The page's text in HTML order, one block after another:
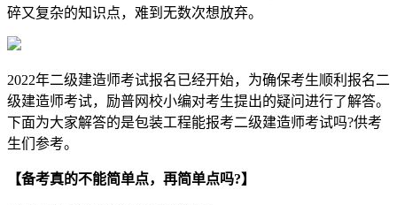
碎又复杂的知识点，难到无数次想放弃。
2022年二级建造师考试报名已经开始，为确保考生顺利报名二
级建造师考试，励普网校小编对考生提出的疑问进行了解答。
下面为大家解答的是包装工程能报考二级建造师考试吗?供考
生们参考。
【备考真的不能简单点，再简单点吗?】